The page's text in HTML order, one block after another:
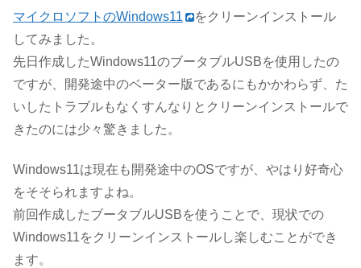
マイクロソフトのWindows11
をクリーンインストール
してみました。
先日作成したWindows11のブータブルUSBを使用したの
ですが、開発途中のベーター版であるにもかかわらず、た
いしたトラブルもなくすんなりとクリーンインストールで
きたのには少々驚きました。
Windows11は現在も開発途中のOSですが、やはり好奇心
をそそられますよね。
前回作成したブータブルUSBを使うことで、現状での
Windows11をクリーンインストールし楽しむことができ
ます。